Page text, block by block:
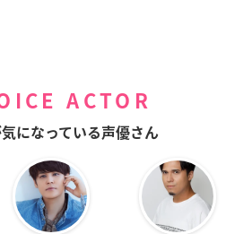
ACTOR
になっている声優さん